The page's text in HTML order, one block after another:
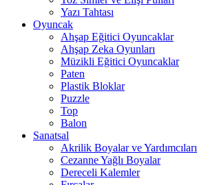
Yazı Tahtası
Oyuncak
Ahşap Eğitici Oyuncaklar
Ahşap Zeka Oyunları
Müzikli Eğitici Oyuncaklar
Paten
Plastik Bloklar
Puzzle
Top
Balon
Sanatsal
Akrilik Boyalar ve Yardımcıları
Cezanne Yağlı Boyalar
Dereceli Kalemler